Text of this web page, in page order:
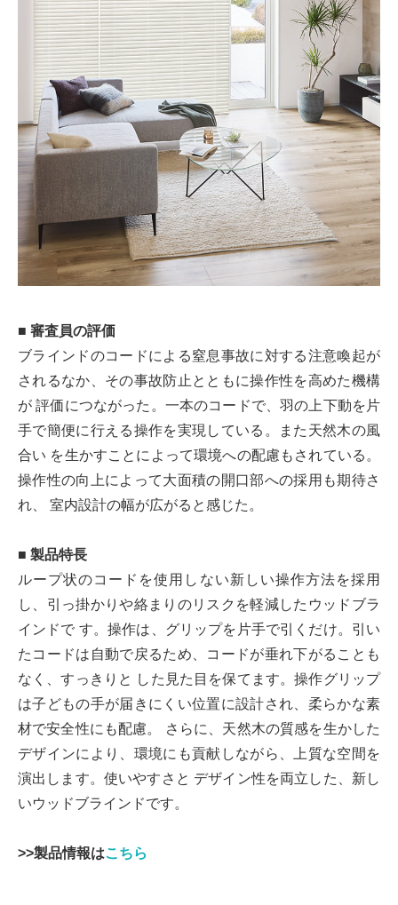
■ 審査員の評価
ブラインドのコードによる窒息事故に対する注意喚起が
されるなか、その事故防止とともに操作性を高めた機構
が 評価につながった。一本のコードで、羽の上下動を片
手で簡便に行える操作を実現している。また天然木の風
合い を生かすことによって環境への配慮もされている。
操作性の向上によって大面積の開口部への採用も期待さ
れ、 室内設計の幅が広がると感じた。
■ 製品特長
ループ状のコードを使用しない新しい操作方法を採用
し、引っ掛かりや絡まりのリスクを軽減したウッドブラ
インドで す。操作は、グリップを片手で引くだけ。引い
たコードは自動で戻るため、コードが垂れ下がることも
なく、すっきりと した見た目を保てます。操作グリップ
は子どもの手が届きにくい位置に設計され、柔らかな素
材で安全性にも配慮。 さらに、天然木の質感を生かした
デザインにより、環境にも貢献しながら、上質な空間を
演出します。使いやすさと デザイン性を両立した、新し
いウッドブラインドです。
>>製品情報はこちら